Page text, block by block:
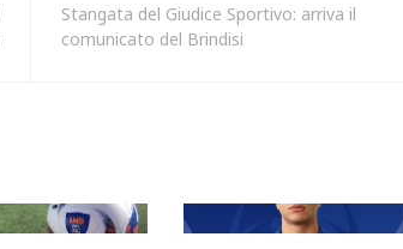
Stangata del Giudice Sportivo: arriva il
comunicato del Brindisi